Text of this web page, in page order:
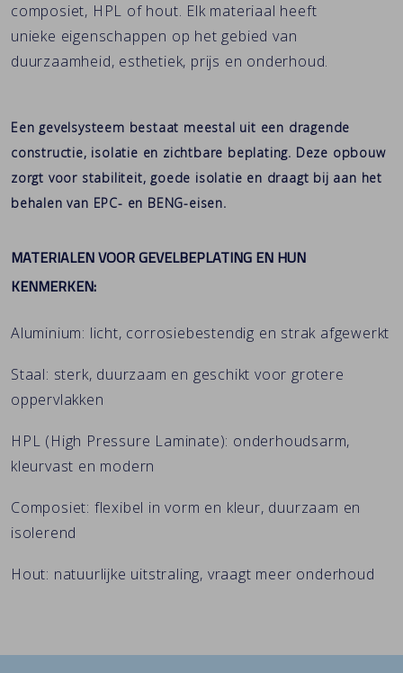
composiet, HPL of hout. Elk materiaal heeft
unieke eigenschappen op het gebied van
duurzaamheid, esthetiek, prijs en onderhoud.
Een gevelsysteem bestaat meestal uit een dragende
constructie, isolatie en zichtbare beplating. Deze opbouw
zorgt voor stabiliteit, goede isolatie en draagt bij aan het
behalen van EPC- en BENG-eisen.
MATERIALEN VOOR GEVELBEPLATING EN HUN
KENMERKEN:
Aluminium: licht, corrosiebestendig en strak afgewerkt
Staal: sterk, duurzaam en geschikt voor grotere
oppervlakken
HPL (High Pressure Laminate): onderhoudsarm,
kleurvast en modern
Composiet: flexibel in vorm en kleur, duurzaam en
isolerend
Hout: natuurlijke uitstraling, vraagt meer onderhoud